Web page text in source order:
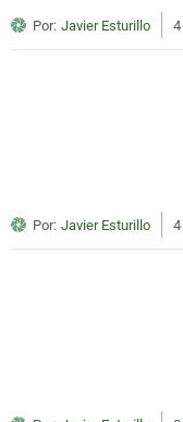
Por: Javier Esturillo
Por: Javier Esturillo